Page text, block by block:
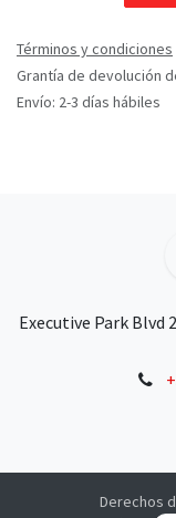
Términos y condiciones
Grantía de devolución
Envío: 2-3 días hábiles
Executive Park Blvd
+
Derechos